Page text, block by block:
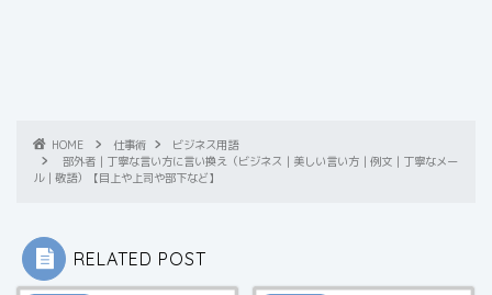
HOME 仕事術
ビジネス用語
部外者｜丁寧な言い方に言い換え（ビジネス｜美しい言い方｜例文｜丁寧なメー
ル｜敬語）【目上や上司や部下など】
RELATED POST